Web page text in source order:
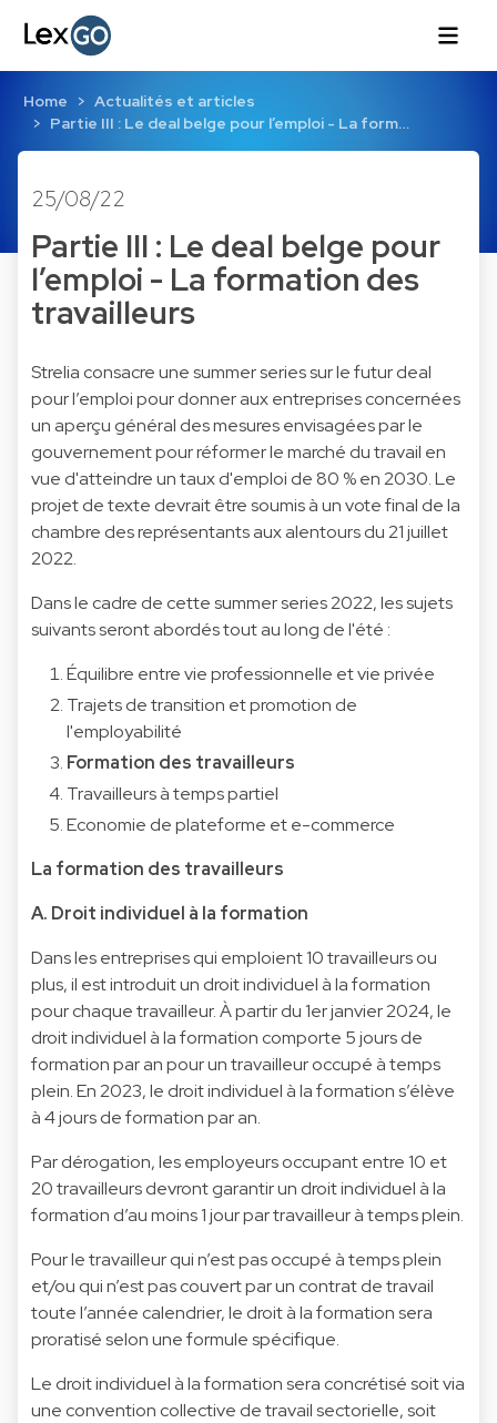
Home
Actualités et articles
Partie III : Le deal belge pour l’emploi - La form…
25/08/22
Partie III : Le deal belge pour
l’emploi - La formation des
travailleurs
Strelia consacre une summer series sur le futur deal
pour l’emploi pour donner aux entreprises concernées
un aperçu général des mesures envisagées par le
gouvernement pour réformer le marché du travail en
vue d'atteindre un taux d'emploi de 80 % en 2030. Le
projet de texte devrait être soumis à un vote final de la
chambre des représentants aux alentours du 21 juillet
2022.
Dans le cadre de cette summer series 2022, les sujets
suivants seront abordés tout au long de l'été :
Équilibre entre vie professionnelle et vie privée
Trajets de transition et promotion de
l'employabilité
Formation des travailleurs
Travailleurs à temps partiel
Economie de plateforme et e-commerce
La formation des travailleurs
A. Droit individuel à la formation
Dans les entreprises qui emploient 10 travailleurs ou
plus, il est introduit un droit individuel à la formation
pour chaque travailleur. À partir du 1er janvier 2024, le
droit individuel à la formation comporte 5 jours de
formation par an pour un travailleur occupé à temps
plein. En 2023, le droit individuel à la formation s’élève
à 4 jours de formation par an.
Par dérogation, les employeurs occupant entre 10 et
20 travailleurs devront garantir un droit individuel à la
formation d’au moins 1 jour par travailleur à temps plein.
Pour le travailleur qui n’est pas occupé à temps plein
et/ou qui n’est pas couvert par un contrat de travail
toute l’année calendrier, le droit à la formation sera
proratisé selon une formule spécifique.
Le droit individuel à la formation sera concrétisé soit via
une convention collective de travail sectorielle, soit